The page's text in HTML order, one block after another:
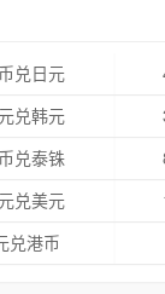
兑日元
兑韩元
兑泰铢
兑美元
兑港币